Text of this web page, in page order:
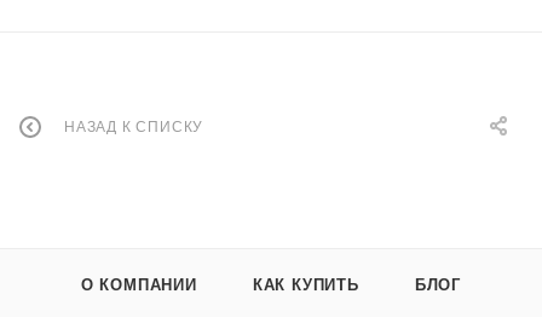
НАЗАД К СПИСКУ
О КОМПАНИИ КАК КУПИТЬ БЛОГ